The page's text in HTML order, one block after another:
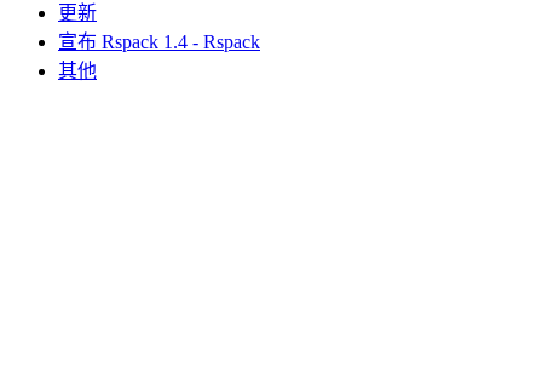
更新
宣布 Rspack 1.4 - Rspack
其他